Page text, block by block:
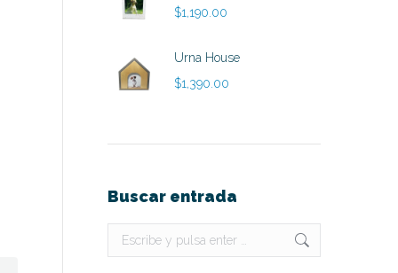
$1,190.00
Urna House
$1,390.00
Buscar entrada
Buscar: